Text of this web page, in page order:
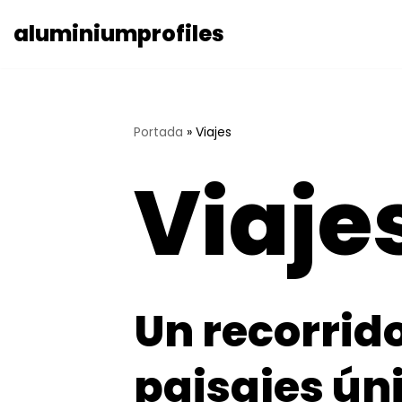
aluminiumprofiles
Portada »Viajes
Un
paisajes